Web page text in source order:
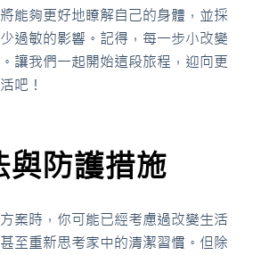
能夠更好地瞭解自己的身體，並採
過敏的影響。記得，每一步小改變
讓我們一起開始這段旅程，迎向更
吧！
與防護措施
案時，你可能已經考慮過改變生活
至重新思考家中的清潔習慣。但除